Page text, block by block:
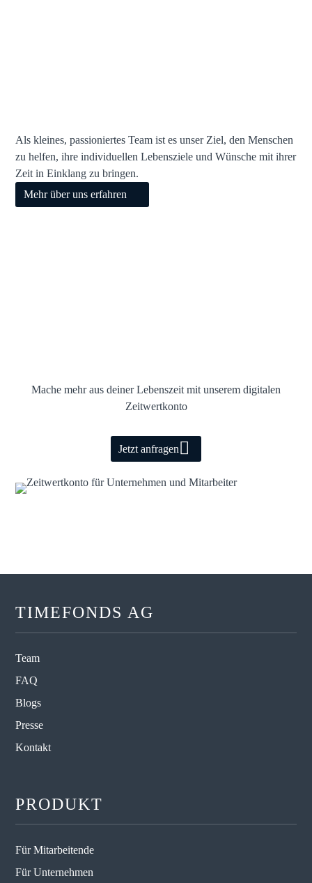
Als kleines, passioniertes Team ist es unser Ziel, den Menschen
zu helfen, ihre individuellen Lebensziele und Wünsche mit ihrer
Zeit in Einklang zu bringen.
Mehr über uns erfahren
Mache mehr aus deiner Lebenszeit mit unserem digitalen
Zeitwertkonto
Jetzt anfragen
TIMEFONDS AG
Team
FAQ
Blogs
Presse
Kontakt
PRODUKT
Für Mitarbeitende
Für Unternehmen